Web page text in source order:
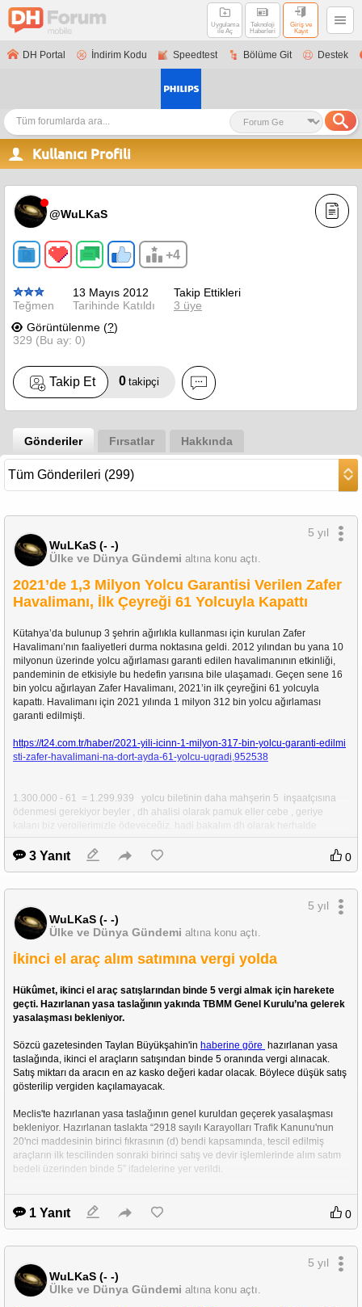
Uygulama
ile Aç
Teknoloji
Haberleri
Giriş ve
Kayıt
DH Portal İndirim Kodu Speedtest Bölüme Git Destek
Kullanıcı Profili
@WuLKaS
+4
Teğmen
13 Mayıs 2012
Tarihinde Katıldı
Takip Ettikleri
3 üye
Görüntülenme (?)
329 (Bu ay: 0)
Takip Et 0 takipçi
Gönderiler Fırsatlar Hakkında
WuLKaS (- -)
Ülke ve Dünya Gündemi altına konu açtı.
5 yıl
2021’de 1,3 Milyon Yolcu Garantisi Verilen Zafer
Havalimanı, İlk Çeyreği 61 Yolcuyla Kapattı
Kütahya’da bulunup 3 şehrin ağırlıkla kullanması için kurulan Zafer
Havalimanı’nın faaliyetleri durma noktasına geldi. 2012 yılından bu yana 10
milyonun üzerinde yolcu ağırlaması garanti edilen havalimanının etkinliği,
pandeminin de etkisiyle bu hedefin yarısına bile ulaşamadı. Geçen sene 16
bin yolcu ağırlayan Zafer Havalimanı, 2021’in ilk çeyreğini 61 yolcuyla
kapattı. Havalimanı için 2021 yılında 1 milyon 312 bin yolcu ağırlaması
garanti edilmişti.
https://t24.com.tr/haber/2021-yili-icinn-1-milyon-317-bin-yolcu-garanti-edilmi
sti-zafer-havalimani-na-dort-ayda-61-yolcu-ugradi,952538
1.300.000 - 61  = 1.299.939   yolcu biletinin daha mahşerin 5  inşaatçısına
ödenmesi gerekiyor beyler , dh ahalisi olarak pamuk eller cebe , geriye
kalanı biz vergilerimizle ödeyeceğiz, hadi bakalım dh olarak herhalde
aramızdan 1.299.939   kişi çıkarabiliriz , devletimiz zarara girmesin yoksa
devlet kasasından ödenecek
3 Yanıt 0
WuLKaS (- -)
Ülke ve Dünya Gündemi altına konu açtı.
5 yıl
İkinci el araç alım satımına vergi yolda
Hükûmet, ikinci el araç satışlarından binde 5 vergi almak için harekete
geçti. Hazırlanan yasa taslağının yakında TBMM Genel Kurulu’na gelerek
yasalaşması bekleniyor.
Sözcü gazetesinden Taylan Büyükşahin'in haberine göre
hazırlanan yasa
taslağında, ikinci el araçların satışından binde 5 oranında vergi alınacak.
Satış miktarı da aracın en az kasko değeri kadar olacak. Böylece düşük satış
gösterilip vergiden kaçılamayacak.
Meclis'te hazırlanan yasa taslağının genel kuruldan geçerek yasalaşması
bekleniyor. Hazırlanan taslakta “2918 sayılı Karayolları Trafik Kanunu'nun
20'nci maddesinin birinci fıkrasının (d) bendi kapsamında, tescil edilmiş
araçların ilk tescilinden sonraki birinci satış ve devir işlemlerinde alım satım
bedeli üzerinden binde 5” ifadelerine yer verildi.
https://t24.com.tr/haber/ikinci-el-arac-alim-satimina-vergi-yolda,935843
1 Yanıt 0
WuLKaS (- -)
Ülke ve Dünya Gündemi altına konu açtı.
5 yıl